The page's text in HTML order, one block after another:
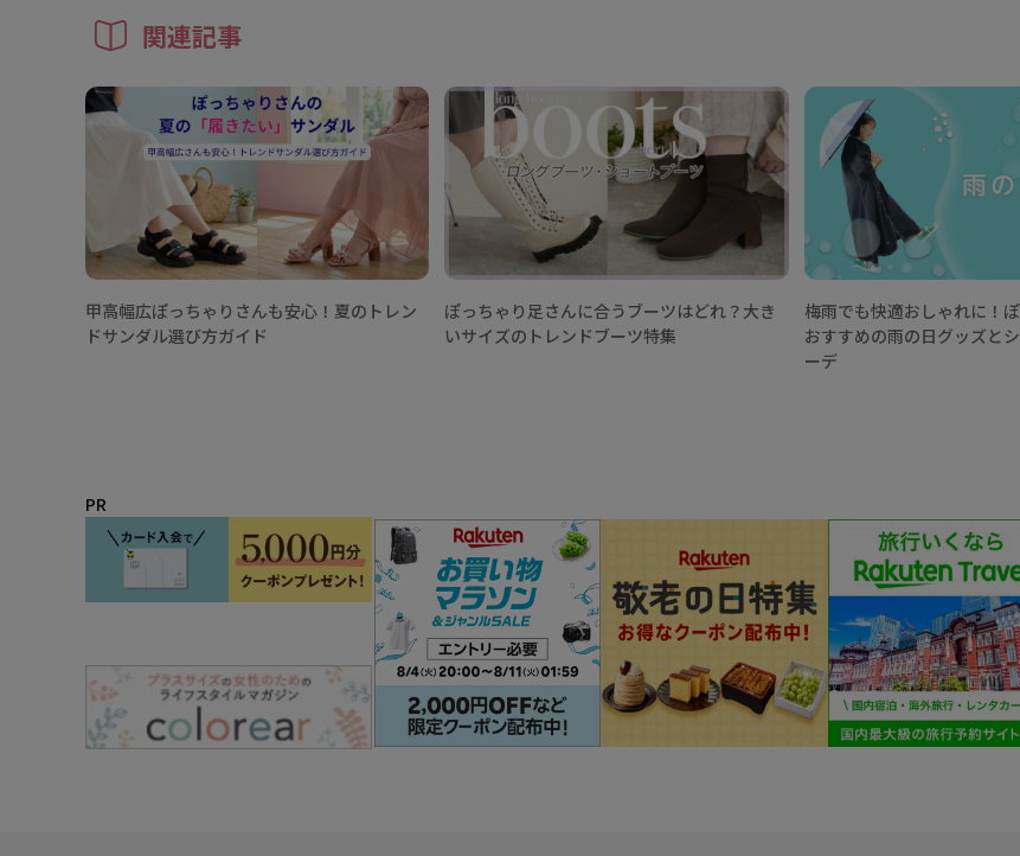
関連記事
甲高幅広ぽっちゃりさんも安心！夏のトレン
ドサンダル選び方ガイド
ぽっちゃり足さんに合うブーツはどれ？大き
いサイズのトレンドブーツ特集
梅雨でも快適おしゃれに！
おすすめの雨の日グッズと
ーデ
PR